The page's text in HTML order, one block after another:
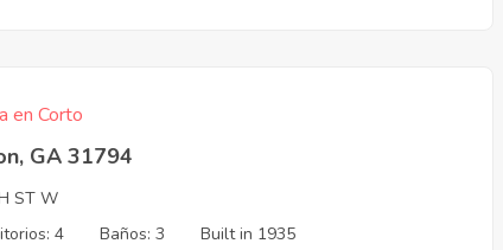
en Corto
GA 31794
ST W
4
Baños: 3 Built in 1935